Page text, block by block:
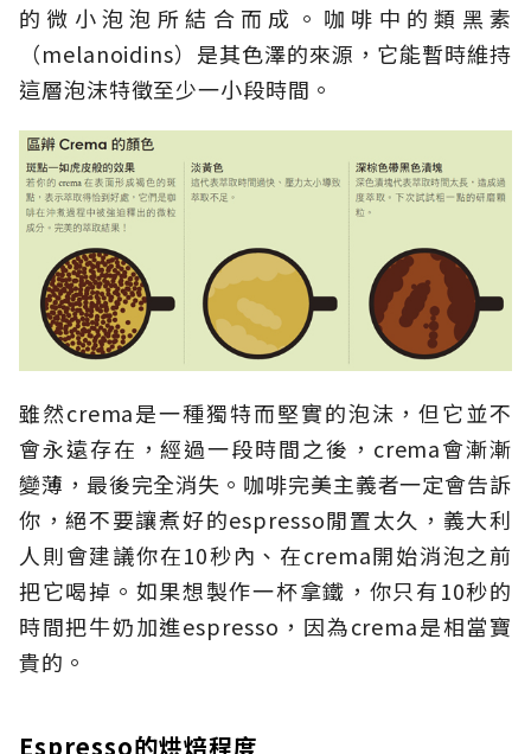
的微小泡泡所結合而成。咖啡中的類黑素
（melanoidins）是其色澤的來源，它能暫時維持
這層泡沫特徵至少一小段時間。
雖然crema是一種獨特而堅實的泡沫，但它並不
會永遠存在，經過一段時間之後，crema會漸漸
變薄，最後完全消失。咖啡完美主義者一定會告訴
你，絕不要讓煮好的espresso閒置太久，義大利
人則會建議你在10秒內、在crema開始消泡之前
把它喝掉。如果想製作一杯拿鐵，你只有10秒的
時間把牛奶加進espresso，因為crema是相當寶
貴的。
Espresso的烘焙程度